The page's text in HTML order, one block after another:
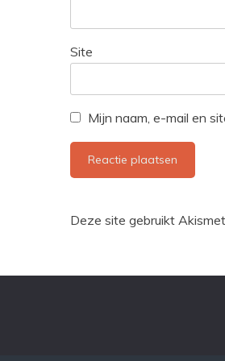
Site
Mijn naam, e-mail en
Deze site gebruikt